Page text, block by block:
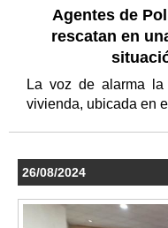
Agentes de
rescatan en
La voz de alarma
vivienda, ubicada en
26/08/2024